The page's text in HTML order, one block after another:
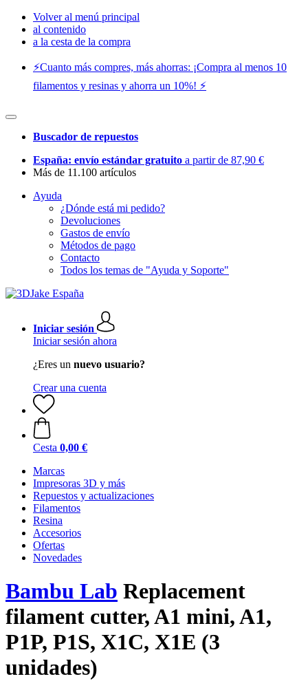
Volver al menú principal
al contenido
a la cesta de la compra
⚡️Cuanto más compres, más ahorras: ¡Compra al menos 10
filamentos y resinas y ahorra un 10%! ⚡️
Buscador de repuestos
España: envío estándar gratuito a partir de 87,90 €
Más de 11.100 artículos
Ayuda
¿Dónde está mi pedido?
Devoluciones
Gastos de envío
Métodos de pago
Contacto
Todos los temas de "Ayuda y Soporte"
Iniciar sesión
Iniciar sesión ahora
¿Eres un nuevo usuario?
Crear una cuenta
Cesta 0,00 €
Marcas
Impresoras 3D y más
Repuestos y actualizaciones
Filamentos
Resina
Accesorios
Ofertas
Novedades
Bambu Lab Replacement
filament cutter, A1 mini, A1,
P1P, P1S, X1C, X1E (3
unidades)